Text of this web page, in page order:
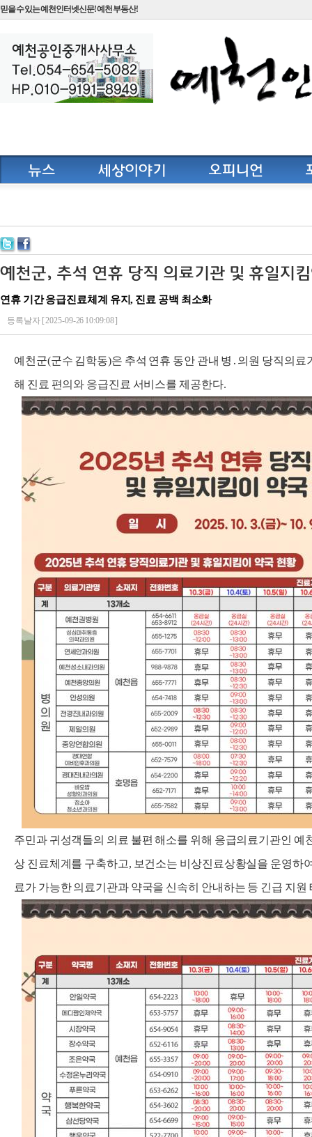
믿을 수 있는 예천인터넷신문! 예천 부동산!
연휴 기간 응급진료체계 유지, 진료 공백 최소화
등록날자 [ 2025-09-26 10:09:08 ]
예천군(군수 김학동)은 추석 연휴 동안 관내 병․의원 당직의
해 진료 편의와 응급진료 서비스를 제공한다.
주민과 귀성객들의 의료 불편 해소를 위해 응급의료기관인 예
상 진료체계를 구축하고, 보건소는 비상진료상황실을 운영하
료가 가능한 의료기관과 약국을 신속히 안내하는 등 긴급 지원